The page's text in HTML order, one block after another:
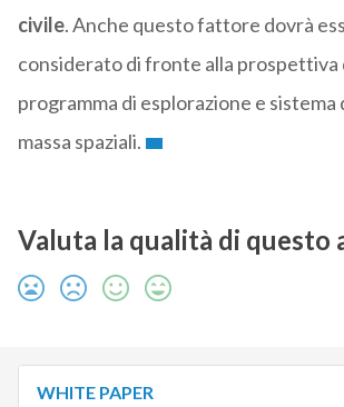
civile. Anche questo fattore dovrà
considerato di fronte alla prospettiva
programma di esplorazione e
massa spaziali.
Valuta la qualità di questo
WHITE PAPER